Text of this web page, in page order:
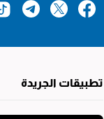
تطبيقات الجريدة